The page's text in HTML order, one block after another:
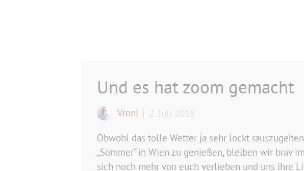
Und es hat zoom gemacht
Vroni
2. Juli 2018
Obwohl das tolle Wetter ja sehr lockt
„Sommer“ in Wien zu genießen, bleiben wir brav
sich noch mehr von euch verlieben und uns ihre